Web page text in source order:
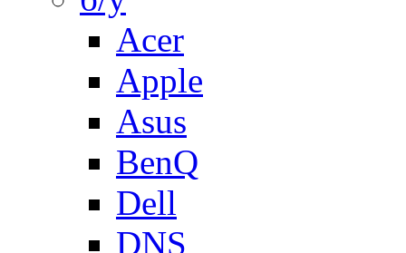
Acer
Apple
Asus
BenQ
Dell
DNS